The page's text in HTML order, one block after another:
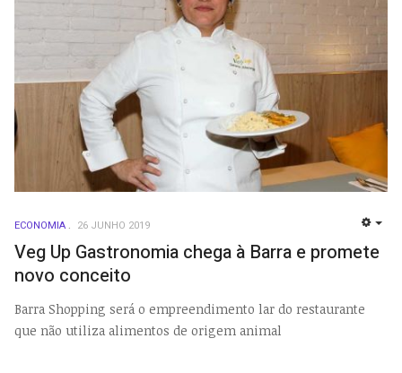
ECONOMIA 26 JUNHO 2019
Veg Up Gastronomia chega à Barra e promete
novo conceito
Barra Shopping será o empreendimento lar do restaurante
que não utiliza alimentos de origem animal